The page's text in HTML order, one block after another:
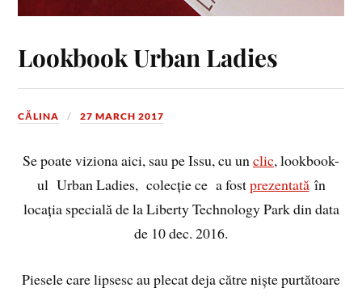
Lookbook Urban Ladies
CĂLINA 27 MARCH 2017
Se poate viziona aici, sau pe Issu, cu unclic, lookbook-
ul Urban Ladies, colecție ce a fostprezentatăîn
locația specială de la Liberty Technology Park din data
de 10 dec. 2016.
Piesele care lipsesc au plecat deja către niște purtătoare